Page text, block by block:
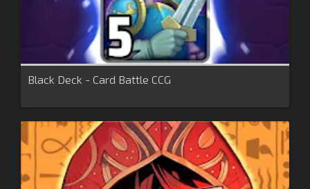
Black Deck - Card Battle CCG